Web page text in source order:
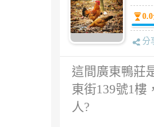
0.0
分
這間廣東鴨莊
東街139號1樓
人?